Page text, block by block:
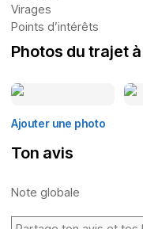
Virages
Points d’intérêts
Photos du trajet
Ajouter une photo
Ton avis
Note globale